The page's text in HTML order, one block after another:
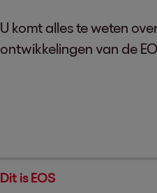
U komt alles te weten
ontwikkelingen van de
Dit is EOS